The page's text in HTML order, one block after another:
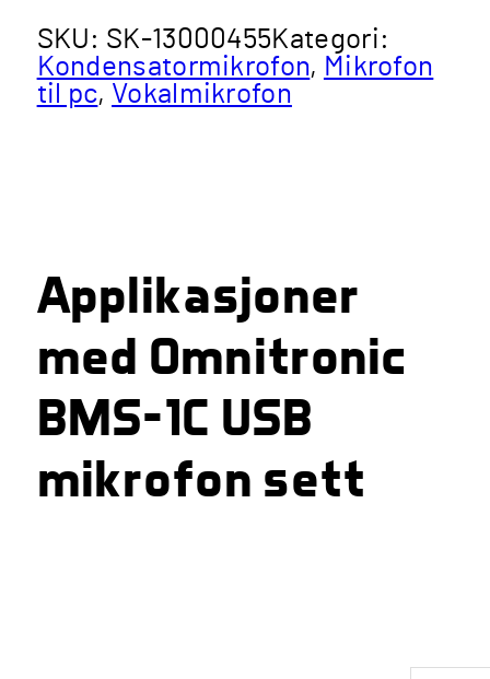
SKU: SK-13000455 Kategori:
Kondensatormikrofon, Mikrofon
til pc, Vokalmikrofon
Applikasjoner
med Omnitronic
BMS-1C USB
mikrofon sett